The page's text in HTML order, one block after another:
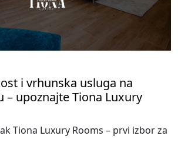
i vrhunska usluga na
– upoznajte Tiona Luxury
Tiona Luxury Rooms – prvi izbor za